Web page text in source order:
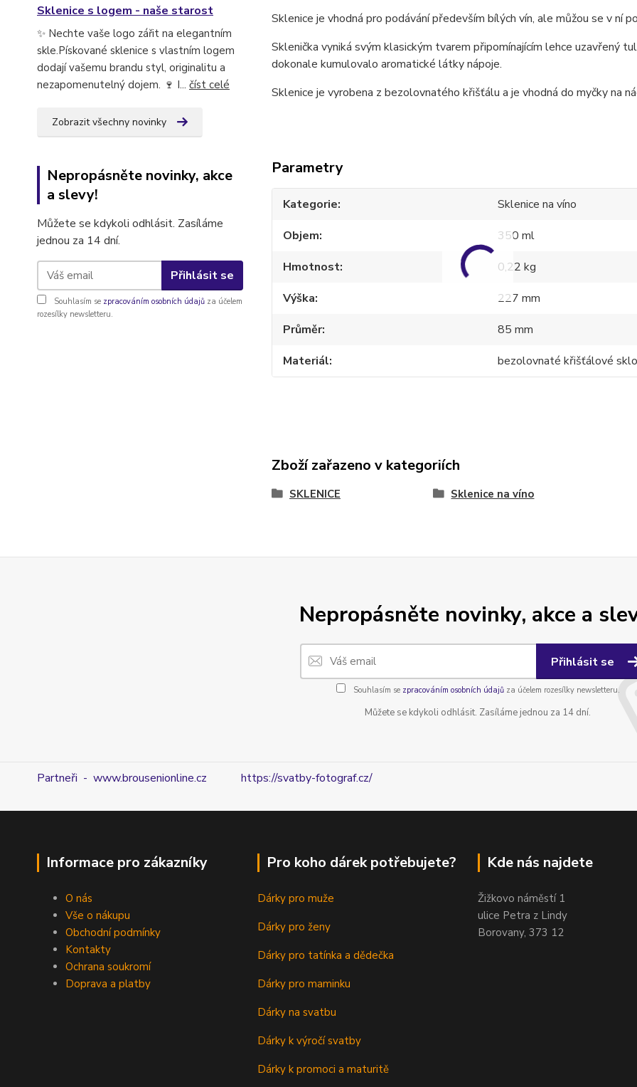
Sklenice s logem - naše starost
✨ Nechte vaše logo zářit na elegantním
skle.Pískované sklenice s vlastním logem
dodají vašemu brandu styl, originalitu a
nezapomenutelný dojem. 🍷 I... číst celé
Zobrazit všechny novinky
Nepropásněte novinky, akce
a slevy!
Můžete se kdykoli odhlásit. Zasíláme
jednou za 14 dní.
Přihlásit se
Souhlasím se zpracováním osobních údajů za účelem
rozesílky newsletteru.
Sklenice je vhodná pro podávání především bílých vín, ale můžou se v ní
Sklenička vyniká svým klasickým tvarem připomínajícím lehce uzavřený
dokonale kumulovalo aromatické látky nápoje.
Sklenice je vyrobena z bezolovnatého křišťálu a je vhodná do myčky na
Parametry
Kategorie
Sklenice na víno
Objem
350 ml
Hmotnost
0,22 kg
Výška
227 mm
Průměr
85 mm
Materiál
bezolovnaté křišťálové
Zboží zařazeno v kategoriích
SKLENICE Sklenice na víno
Nepropásněte novinky, akce a
Přihlásit se
Souhlasím se zpracováním osobních údajůza účelem rozesílky newsletteru.
Můžete se kdykoli odhlásit. Zasíláme jednou za 14 dní.
Partneři - www.brousenionline.cz https://svatby-fotograf.cz/
Informace pro zákazníky
O nás
Vše o nákupu
Obchodní podmínky
Kontakty
Ochrana soukromí
Doprava a platby
Pro koho dárek potřebujete?
Dárky pro muže
Dárky pro ženy
Dárky pro tatínka a dědečka
Dárky pro maminku
Dárky na svatbu
Dárky k výročí svatby
Dárky k promoci a maturitě
Kde nás najdete
Žižkovo náměstí 1
ulice Petra z Lindy
Borovany, 373 12